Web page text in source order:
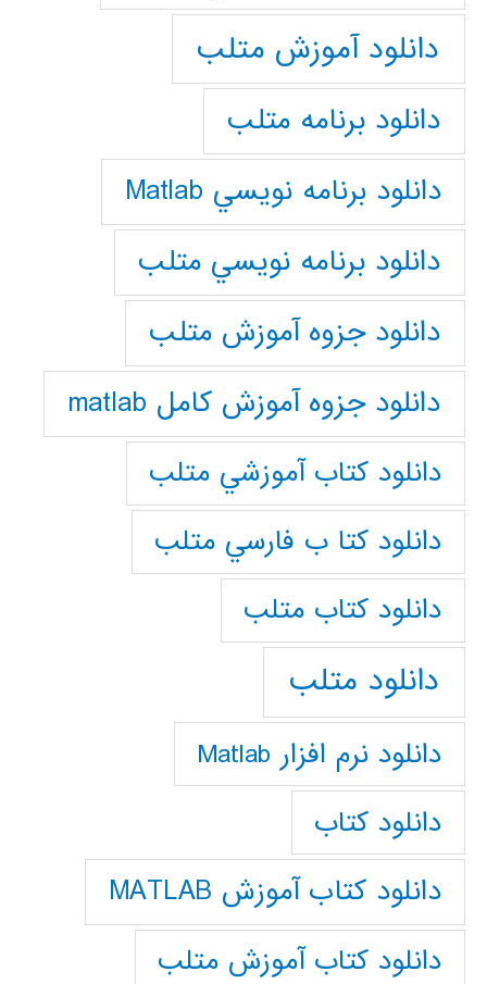
دانلود آموزش متلب
دانلود برنامه متلب
دانلود برنامه نويسي Matlab
دانلود برنامه نويسي متلب
دانلود جزوه آموزش متلب
دانلود جزوه آموزش کامل matlab
دانلود كتاب آموزشي متلب
دانلود كتا ب فارسي متلب
دانلود كتاب متلب
دانلود متلب
دانلود نرم افزار Matlab
دانلود کتاب
دانلود کتاب آموزش MATLAB
دانلود کتاب آموزش متلب